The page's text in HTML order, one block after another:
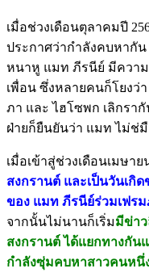
เมื่อช่วงเดือนตุลาคมปี
ประกาศว่ากำลังคบหากัน
หนาหู แมท ภีรนีย์ มีควา
เพื่อน ซึ่งหลายคนก็โยงว่
ภา และ ไฮโซพก เลิกรา
ฝ่ายก็ยืนยันว่า แมท ไม่ช่
เมื่อเข้าสู่ช่วงเดือนเมษาย
สงกรานต์ และเป็นวันเกิ
ของ แมท ภีรนีย์ร่วมเฟร
จากนั้นไม่นานก็เริ่มมีข่า
สงกรานต์ ได้แยกทางกัน
กำลังซุ่มคบหาสาวคนหนึ่